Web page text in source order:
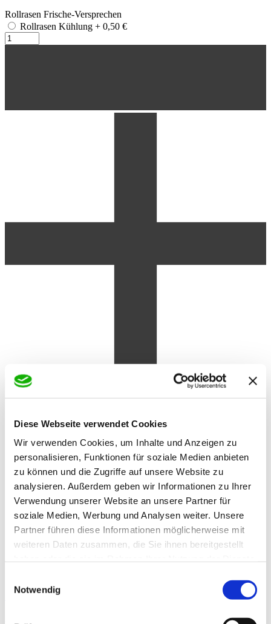
Diese Webseite verwendet Cookies
Wir verwenden Cookies, um Inhalte und Anzeigen zu
personalisieren, Funktionen für soziale Medien anbieten
zu können und die Zugriffe auf unsere Website zu
analysieren. Außerdem geben wir Informationen zu Ihrer
Verwendung unserer Website an unsere Partner für
soziale Medien, Werbung und Analysen weiter. Unsere
Partner führen diese Informationen möglicherweise mit
weiteren Daten zusammen, die Sie ihnen bereitgestellt
Notwendig
Rollrasen Frische-Versprechen
Rollrasen Kühlung + 0,50 €
In den Warenkorb
Bewertung